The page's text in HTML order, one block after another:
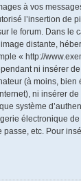
à vos
l’insertion de
le forum. Dans le
distante,
« http://
ni insérer
(à moins, bien
ni insérer
système
électronique
passe, etc. Pour